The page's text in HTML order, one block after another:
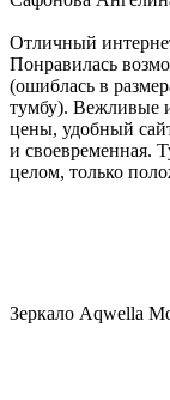
Отличный
Понравилась
(ошиблась в
тумбу). Вежливые
цены, удобный
и своевременная.
целом, только
Зеркало Aqwella